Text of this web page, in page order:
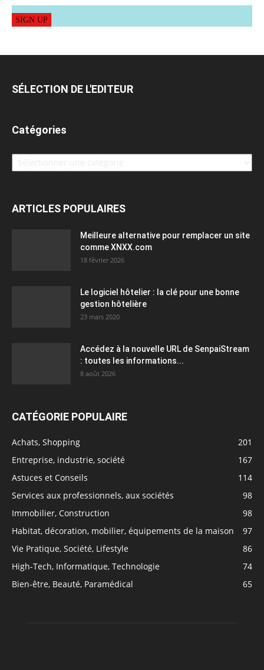
SIGN UP
SÉLECTION DE L'EDITEUR
Catégories
Catégories
ARTICLES POPULAIRES
Meilleure alternative pour remplacer un site
comme XNXX.com
18 février 2026
Le logiciel hôtelier : la clé pour une bonne
gestion hôtelière
23 mars 2020
Accédez à la nouvelle URL de SenpaiStream
: toutes les informations...
8 août 2026
CATÉGORIE POPULAIRE
Achats, Shopping
201
Entreprise, industrie, société
167
Astuces et Conseils
114
Services aux professionnels, aux sociétés
98
Immobilier, Construction
98
Habitat, décoration, mobilier, équipements de la maison
97
Vie Pratique, Société, Lifestyle
86
High-Tech, Informatique, Technologie
74
Bien-être, Beauté, Paramédical
65